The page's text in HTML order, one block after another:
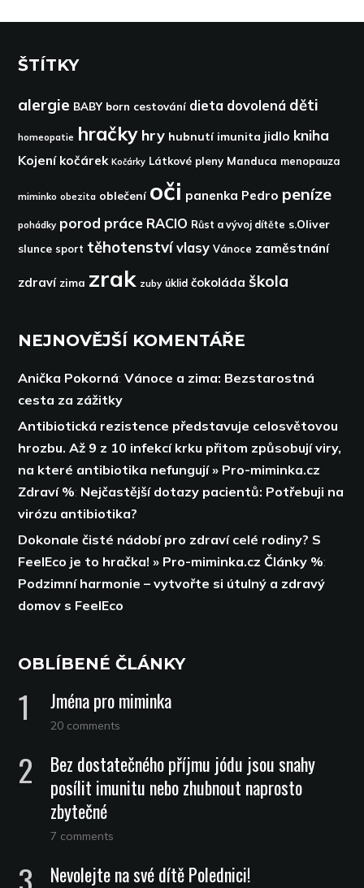
ŠTÍTKY
alergie BABY born cestování dieta dovolená děti
homeopatie hračky hry hubnutí imunita jidlo kniha
Kojení kočárek Kočárky Látkové pleny Manduca menopauza
miminko obezita oblečení oči panenka Pedro peníze
pohádky porod práce RACIO Růst a vývoj dítěte s.Oliver
slunce sport těhotenství vlasy Vánoce zaměstnání
zdraví zima zrak zuby úklid čokoláda škola
NEJNOVĚJŠÍ KOMENTÁŘE
Anička Pokorná:Vánoce a zima: Bezstarostná
cesta za zážitky
Antibiotická rezistence představuje celosvětovou
hrozbu. Až 9 z 10 infekcí krku přitom způsobují viry,
na které antibiotika nefungují » Pro-miminka.cz
Zdraví %: Nejčastější dotazy pacientů: Potřebuji na
virózu antibiotika?
Dokonale čisté nádobí pro zdraví celé rodiny? S
FeelEco je to hračka! » Pro-miminka.cz Články %:
Podzimní harmonie – vytvořte si útulný a zdravý
domov s FeelEco
OBLÍBENÉ ČLÁNKY
Jména pro miminka
20 comments
Bez dostatečného příjmu jódu jsou snahy
posílit imunitu nebo zhubnout naprosto
zbytečné
7 comments
Nevolejte na své dítě Polednici!